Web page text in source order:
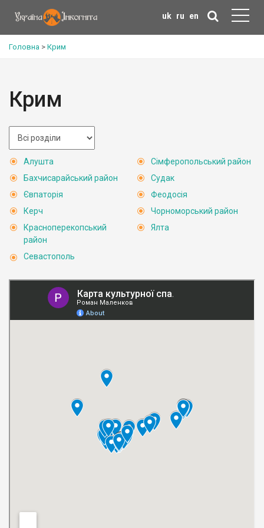
uk ru en
Головна > Крим
Крим
Алушта
Бахчисарайський район
Євпаторія
Керч
Красноперекопський
район
Севастополь
Сімферопольський район
Судак
Феодосія
Чорноморський район
Ялта